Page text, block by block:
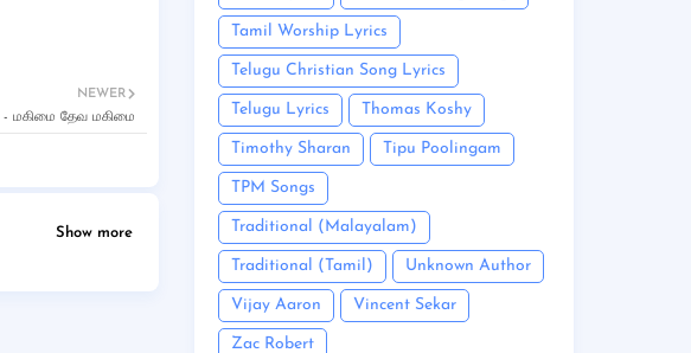
NEWER
- மகிமை தேவ மகிமை
Show more
Tamil Worship Lyrics
Telugu Christian Song Lyrics
Telugu Lyrics Thomas Koshy
Timothy Sharan Tipu Poolingam
TPM Songs
Traditional (Malayalam)
Traditional (Tamil) Unknown Author
Vijay Aaron Vincent Sekar
Zac Robert